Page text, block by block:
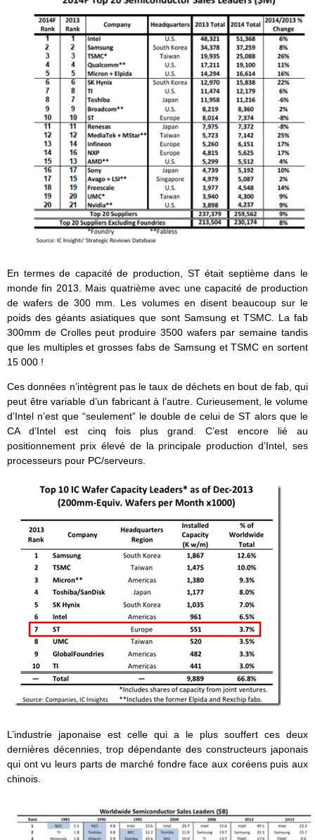
En termes de capacité de production, ST était septième dans le
monde fin 2013. Mais quatrième avec une capacité de production
de wafers de 300 mm. Les volumes en disent beaucoup sur le
poids des géants asiatiques que sont Samsung et TSMC. La fab
300mm de Crolles peut produire 3500 wafers par semaine tandis
que les multiples et grosses fabs de Samsung et TSMC en sortent
15 000 !
Ces données n’intègrent pas le taux de déchets en bout de fab, qui
peut être variable d’un fabricant à l’autre. Curieusement, le volume
d’Intel n’est que “seulement” le double de celui de ST alors que le
CA d’Intel est cinq fois plus grand. C’est encore lié au
positionnement prix élevé de la principale production d’Intel, ses
processeurs pour PC/serveurs.
L’industrie japonaise est celle qui a le plus souffert ces deux
dernières décennies, trop dépendante des constructeurs japonais
qui ont vu leurs parts de marché fondre face aux coréens puis aux
chinois.